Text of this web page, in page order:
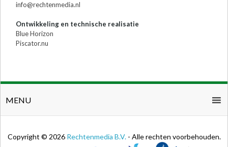
info@rechtenmedia.nl
Ontwikkeling en technische realisatie
Blue Horizon
Piscator.nu
MENU
Copyright © 2026 Rechtenmedia B.V. - Alle rechten voorbehouden.